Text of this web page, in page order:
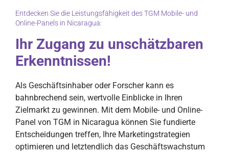
Entdecken Sie die Leistungsfähigkeit des TGM Mobile- und
Online-Panels in Nicaragua:
Ihr Zugang zu unschätzbaren
Erkenntnissen!
Als Geschäftsinhaber oder Forscher kann es
bahnbrechend sein, wertvolle Einblicke in Ihren
Zielmarkt zu gewinnen. Mit dem Mobile- und Online-
Panel von TGM in Nicaragua können Sie fundierte
Entscheidungen treffen, Ihre Marketingstrategien
optimieren und letztendlich das Geschäftswachstum